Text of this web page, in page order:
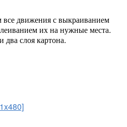
все движения с выкраиванием
их на нужные места.
два слоя картона.